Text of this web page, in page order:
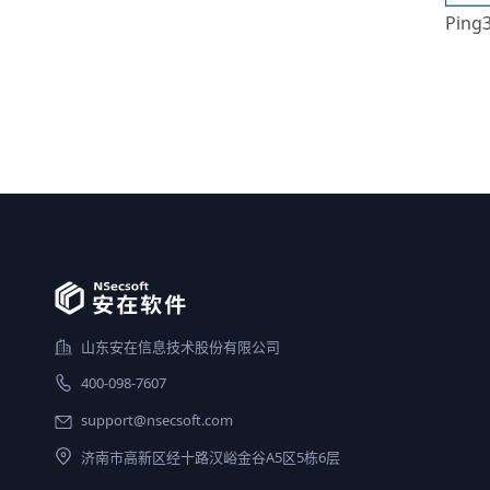
山东安在信息技术股份有限公司
400-098-7607
support@nsecsoft.com
济南市高新区经十路汉峪金谷A5区5栋6层